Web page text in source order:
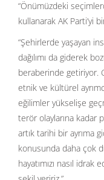
“Önümüzdeki
kullanarak AK Parti’yi
“Şehirlerde yaşayan
dağılımı da giderek
beraberinde getiriyor.
etnik ve kültürel
eğilimler yükselişe
terör olaylarına kadar
artık tarihi bir ayrıma
konusunda daha çok
hayatımızı nasıl idrak